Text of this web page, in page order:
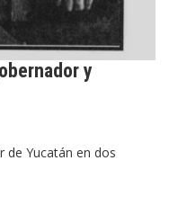
y
de Yucatán en dos